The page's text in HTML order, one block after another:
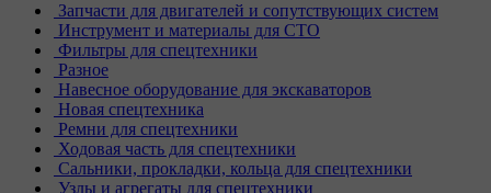
Запчасти для двигателей и сопутствующих систем
Инструмент и материалы для СТО
Фильтры для спецтехники
Разное
Навесное оборудование для экскаваторов
Новая спецтехника
Ремни для спецтехники
Ходовая часть для спецтехники
Сальники, прокладки, кольца для спецтехники
Узлы и агрегаты для спецтехники